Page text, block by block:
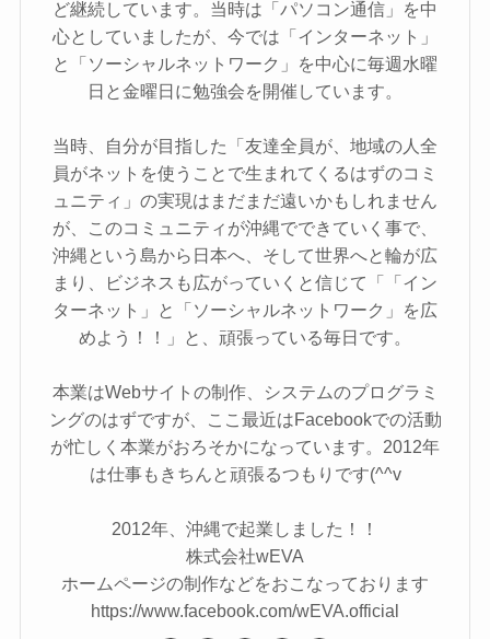
ど継続しています。当時は「パソコン通信」を中
心としていましたが、今では「インターネット」
と「ソーシャルネットワーク」を中心に毎週水曜
日と金曜日に勉強会を開催しています。
当時、自分が目指した「友達全員が、地域の人全
員がネットを使うことで生まれてくるはずのコミ
ュニティ」の実現はまだまだ遠いかもしれません
が、このコミュニティが沖縄でできていく事で、
沖縄という島から日本へ、そして世界へと輪が広
まり、ビジネスも広がっていくと信じて「「イン
ターネット」と「ソーシャルネットワーク」を広
めよう！！」と、頑張っている毎日です。
本業はWebサイトの制作、システムのプログラミ
ングのはずですが、ここ最近はFacebookでの活動
が忙しく本業がおろそかになっています。2012年
は仕事もきちんと頑張るつもりです(^^v
2012年、沖縄で起業しました！！
株式会社wEVA
ホームページの制作などをおこなっております
https://www.facebook.com/wEVA.official